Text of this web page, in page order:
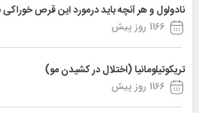
نادولول و هر آنچه باید درمورد این قرص خوراکی
1166 روز پیش
تریکوتیلومانیا (اختلال در کشیدن مو)
1166 روز پیش